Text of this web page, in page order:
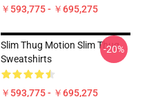
￥593,775 - ￥695,275
Slim Thug Motion Slim Thug
Sweatshirts
￥593,775 - ￥695,275
-20%